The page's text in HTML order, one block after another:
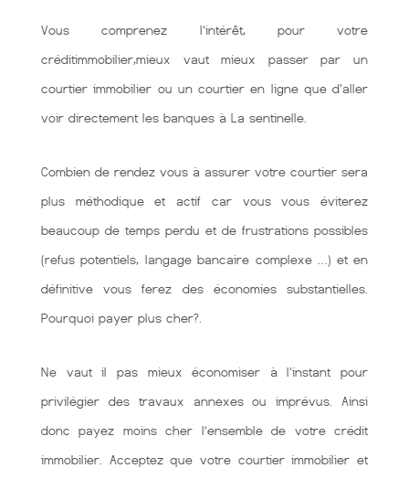
Vous comprenez l'intérêt, pour votre
créditimmobilier,mieux vaut mieux passer par un
courtier immobilier ou un courtier en ligne que d'aller
voir directement les banques à La sentinelle.
Combien de rendez vous à assurer votre courtier sera
plus méthodique et actif car vous vous éviterez
beaucoup de temps perdu et de frustrations possibles
(refus potentiels, langage bancaire complexe …) et en
définitive vous ferez des économies substantielles.
Pourquoi payer plus cher?.
Ne vaut il pas mieux économiser à l'instant pour
privilégier des travaux annexes ou imprévus. Ainsi
donc payez moins cher l’ensemble de votre crédit
immobilier. Acceptez que votre courtier immobilier et